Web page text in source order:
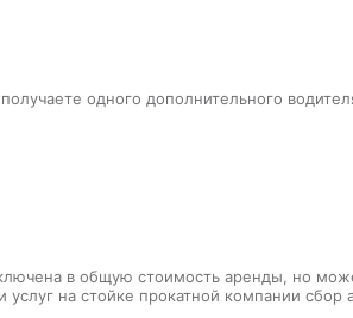
одного дополнительного
в общую стоимость аренды, но
на стойке прокатной компании сбор